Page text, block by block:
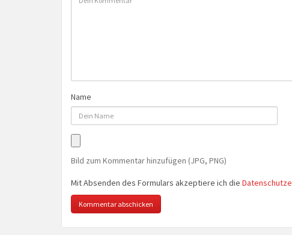
Name
Bild zum Kommentar hinzufügen (JPG, PNG)
Mit Absenden des Formulars akzeptiere ich die